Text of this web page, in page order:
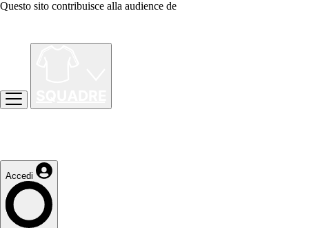
Questo sito contribuisce alla audience de
Accedi